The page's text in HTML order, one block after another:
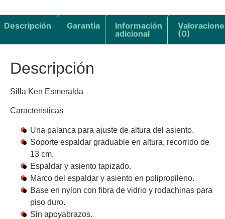
Descripción Garantia
Información
adicional
(0)
Descripción
Silla Ken Esmeralda
Características
Una palanca para ajuste de altura del asiento.
Soporte espaldar graduable en altura, recorrido de
13 cm.
Espaldar y asiento tapizado.
Marco del espaldar y asiento en polipropileno.
Base en nylon con fibra de vidrio y rodachinas para
piso duro.
Sin apoyabrazos.